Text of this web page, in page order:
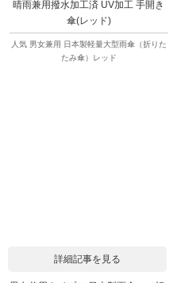
晴雨兼用撥水加工済 UV加工 手開き
傘(レッド)
人気 男女兼用 日本製軽量大型雨傘（折りた
たみ傘）レッド
詳細記事を見る